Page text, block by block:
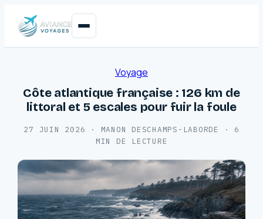
Voyage
Côte atlantique française : 126 km de
littoral et 5 escales pour fuir la foule
27 JUIN 2026 · MANON DESCHAMPS-LABORDE ·
6
MIN DE LECTURE